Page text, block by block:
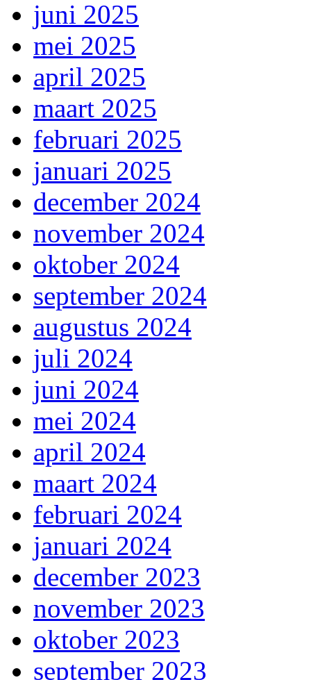
juni 2025
mei 2025
april 2025
maart 2025
februari 2025
januari 2025
december 2024
november 2024
oktober 2024
september 2024
augustus 2024
juli 2024
juni 2024
mei 2024
april 2024
maart 2024
februari 2024
januari 2024
december 2023
november 2023
oktober 2023
september 2023